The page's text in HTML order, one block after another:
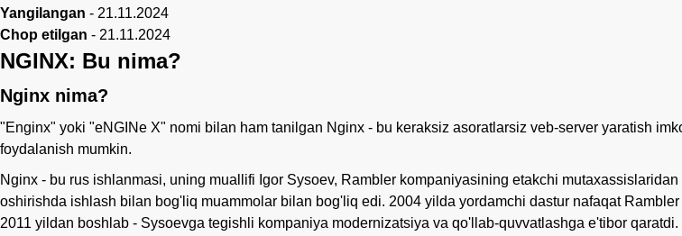
Yangilangan - 21.11.2024
Chop etilgan - 21.11.2024
NGINX: Bu nima?
Nginx nima?
"Enginx" yoki "eNGINe X" nomi bilan ham tanilgan Nginx - bu keraksiz asoratlarsiz veb-server yaratish
foydalanish mumkin.
Nginx - bu rus ishlanmasi, uning muallifi Igor Sysoev, Rambler kompaniyasining etakchi
oshirishda ishlash bilan bog'liq muammolar bilan bog'liq edi. 2004 yilda yordamchi dastur nafaqat
2011 yildan boshlab - Sysoevga tegishli kompaniya modernizatsiya va qo'llab-quvvatlashga e'tibor